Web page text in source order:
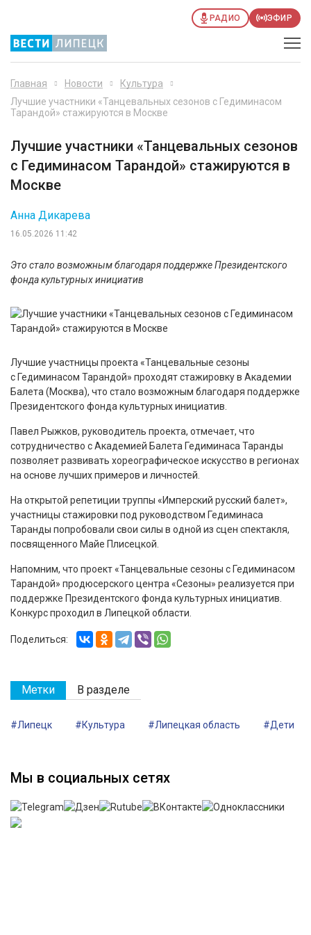
РАДИО ЭФИР
Главная Новости
Культура
Лучшие участники «Танцевальных сезонов с Гедиминасом
Тарандой» стажируются в Москве
Лучшие участники «Танцевальных сезонов
с Гедиминасом Тарандой» стажируются в
Москве
16.05.2026 11:42
Анна Дикарева
Это стало возможным благодаря поддержке Президентского
фонда культурных инициатив
Лучшие участницы проекта «Танцевальные сезоны
с Гедиминасом Тарандой» проходят стажировку в Академии
Балета (Москва), что стало возможным благодаря поддержке
Президентского фонда культурных инициатив.
Павел Рыжков, руководитель проекта, отмечает, что
сотрудничество с Академией Балета Гедиминаса Таранды
позволяет развивать хореографическое искусство в регионах
на основе лучших примеров и личностей.
На открытой репетиции труппы «Имперский русский балет»,
участницы стажировки под руководством Гедиминаса
Таранды попробовали свои силы в одной из сцен спектакля,
посвященного Майе Плисецкой.
Напомним, что проект «Танцевальные сезоны с Гедиминасом
Тарандой» продюсерского центра «Сезоны» реализуется при
поддержке Президентского фонда культурных инициатив.
Конкурс проходил в Липецкой области.
Поделиться:
Метки В разделе
#Липецк #Культура #Липецкая область #Дети
Мы в социальных сетях